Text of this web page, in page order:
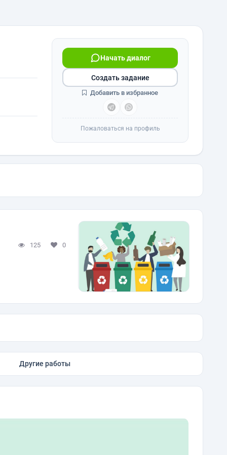
Начать диалог
Создать задание
Добавить в избранное
Пожаловаться на профиль
125 0
Другие работы